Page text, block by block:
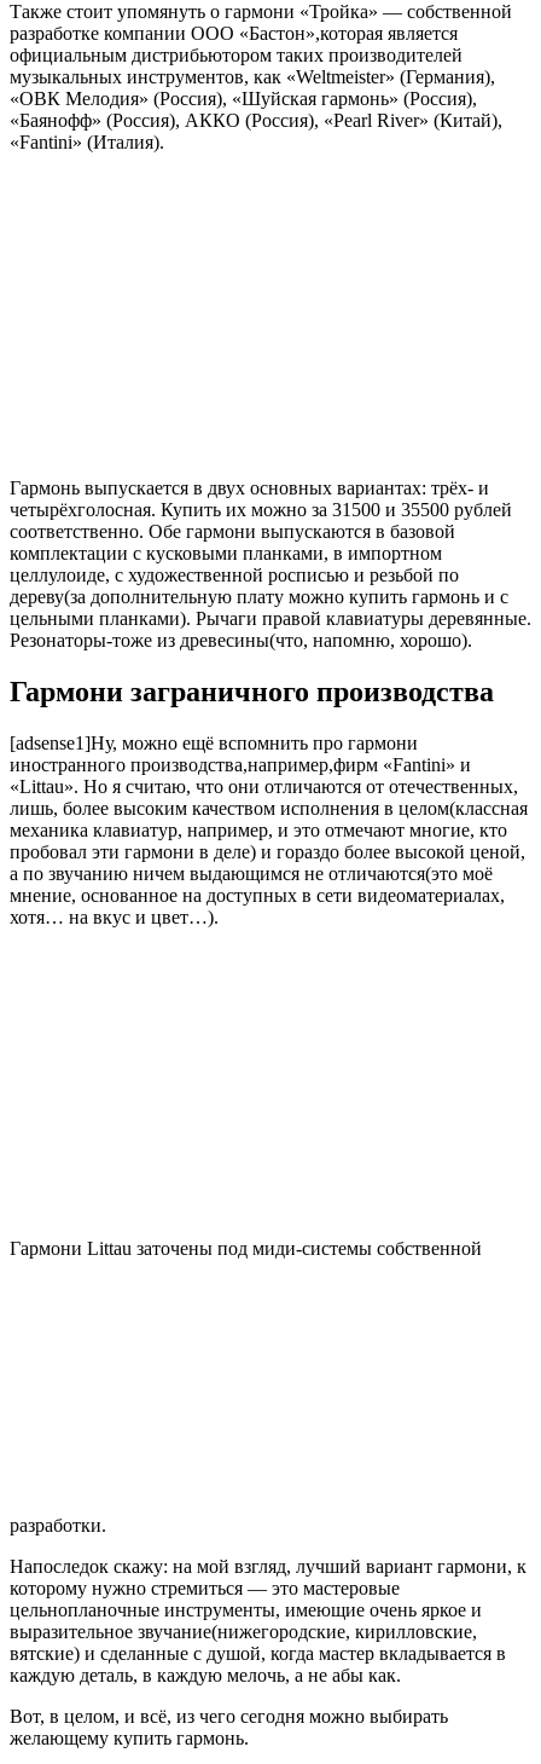
Также стоит упомянуть о гармони «Тройка» — собственной
разработке компании ООО «Бастон»,которая является
официальным дистрибьютором таких производителей
музыкальных инструментов, как «Weltmeister» (Германия),
«ОВК Мелодия» (Россия), «Шуйская гармонь» (Россия),
«Баянофф» (Россия), АККО (Россия), «Pearl River» (Китай),
«Fantini» (Италия).
Гармонь выпускается в двух основных вариантах: трёх- и
четырёхголосная. Купить их можно за 31500 и 35500 рублей
соответственно. Обе гармони выпускаются в базовой
комплектации с кусковыми планками, в импортном
целлулоиде, с художественной росписью и резьбой по
дереву(за дополнительную плату можно купить гармонь и с
цельными планками). Рычаги правой клавиатуры деревянные.
Резонаторы-тоже из древесины(что, напомню, хорошо).
Гармони заграничного производства
[adsense1]Ну, можно ещё вспомнить про гармони
иностранного производства,например,фирм «Fantini» и
«Littau». Но я считаю, что они отличаются от отечественных,
лишь, более высоким качеством исполнения в целом(классная
механика клавиатур, например, и это отмечают многие, кто
пробовал эти гармони в деле) и гораздо более высокой ценой,
а по звучанию ничем выдающимся не отличаются(это моё
мнение, основанное на доступных в сети видеоматериалах,
хотя… на вкус и цвет…).
Гармони Littau заточены под миди-системы собственной
разработки.
Напоследок скажу: на мой взгляд, лучший вариант гармони, к
которому нужно стремиться — это мастеровые
цельнопланочные инструменты, имеющие очень яркое и
выразительное звучание(нижегородские, кирилловские,
вятские) и сделанные с душой, когда мастер вкладывается в
каждую деталь, в каждую мелочь, а не абы как.
Вот, в целом, и всё, из чего сегодня можно выбирать
желающему купить гармонь.